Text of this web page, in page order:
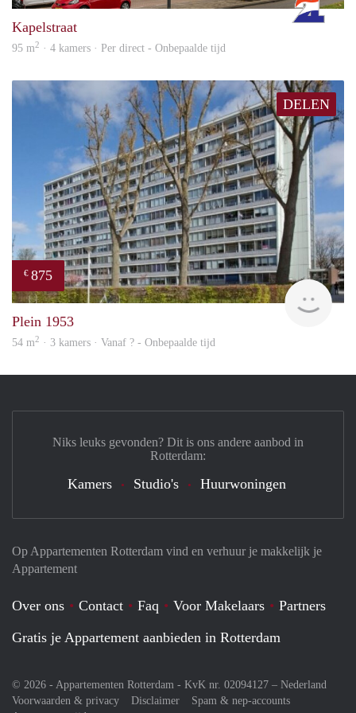
Kapelstraat
95 m2 · 4 kamers · Per direct - Onbepaalde tijd
DELEN
€ 875
Plein 1953
54 m2 · 3 kamers · Vanaf ? - Onbepaalde tijd
Op Appartementen Rotterdam vind en verhuur je makkelijk je
Appartement
Over ons Contact Faq Voor Makelaars
Partners
Gratis je Appartement aanbieden in Rotterdam
© 2026 - Appartementen Rotterdam - KvK nr. 02094127 – Nederland
Voorwaarden & privacy
Disclaimer
Spam & nep-accounts
Niks leuks gevonden? Dit is ons andere aanbod in
Rotterdam:
Kamers Studio's Huurwoningen